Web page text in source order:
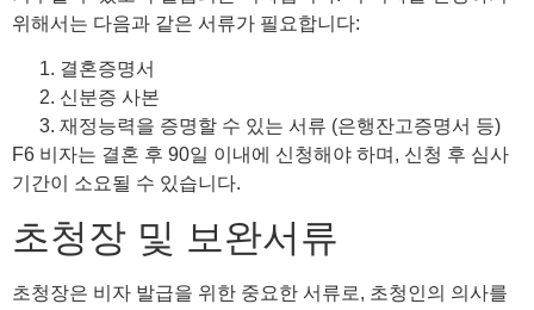
위해서는 다음과 같은 서류가 필요합니다:
결혼증명서
신분증 사본
재정능력을 증명할 수 있는 서류 (은행잔고증명서 등)
F6 비자는 결혼 후 90일 이내에 신청해야 하며, 신청 후 심사
기간이 소요될 수 있습니다.
초청장 및 보완서류
초청장은 비자 발급을 위한 중요한 서류로, 초청인의 의사를